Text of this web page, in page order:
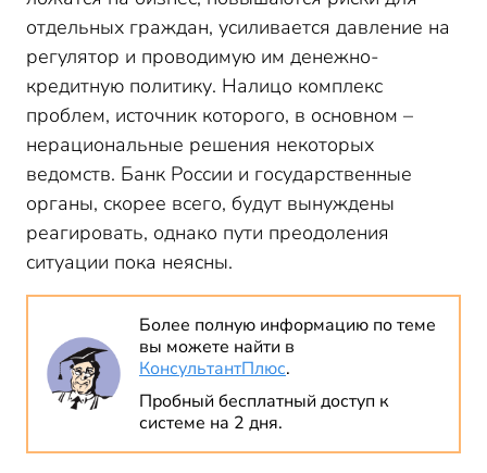
отдельных граждан, усиливается давление на
регулятор и проводимую им денежно-
кредитную политику. Налицо комплекс
проблем, источник которого, в основном –
нерациональные решения некоторых
ведомств. Банк России и государственные
органы, скорее всего, будут вынуждены
реагировать, однако пути преодоления
ситуации пока неясны.
Более полную информацию по теме
вы можете найти в
КонсультантПлюс.
Пробный бесплатный доступ к
системе на 2 дня.